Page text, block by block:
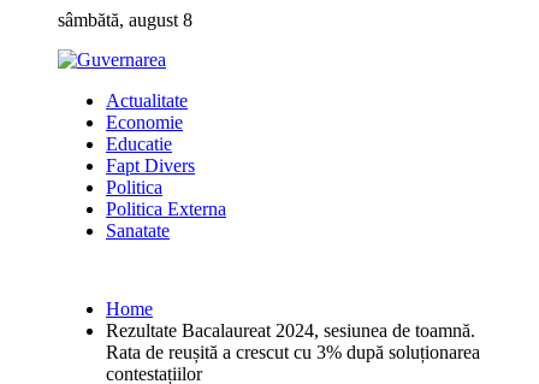
content
sâmbătă, august 8
Actualitate
Economie
Educatie
Fapt Divers
Politica
Politica Externa
Sanatate
Home
Rezultate Bacalaureat 2024, sesiunea de toamnă.
Rata de reușită a crescut cu 3% după soluționarea
contestațiilor